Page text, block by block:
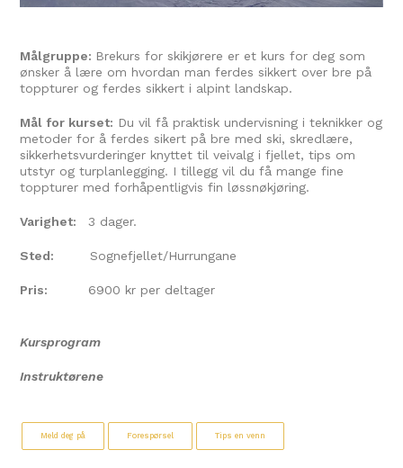
Målgruppe: Brekurs for skikjørere er et kurs for deg som
ønsker å lære om hvordan man ferdes sikkert over bre på
toppturer og ferdes sikkert i alpint landskap.
Mål for kurset: Du vil få praktisk undervisning i teknikker og
metoder for å ferdes sikert på bre med ski, skredlære,
sikkerhetsvurderinger knyttet til veivalg i fjellet, tips om
utstyr og turplanlegging. I tillegg vil du få mange fine
toppturer med forhåpentligvis fin løssnøkjøring.
Varighet: 3 dager.
Sted: Sognefjellet/Hurrungane
Pris: 6900 kr per deltager
Kursprogram
Instruktørene
Meld deg på Forespørsel Tips en venn